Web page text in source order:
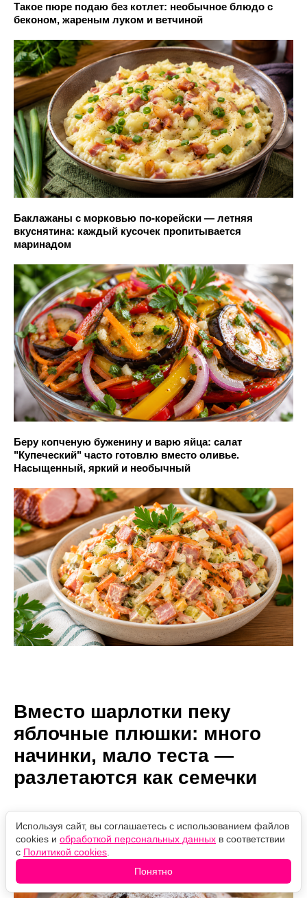
Такое пюре подаю без котлет: необычное блюдо с
беконом, жареным луком и ветчиной
Баклажаны с морковью по-корейски — летняя
вкуснятина: каждый кусочек пропитывается
маринадом
Беру копченую буженину и варю яйца: салат
"Купеческий" часто готовлю вместо оливье.
Насыщенный, яркий и необычный
Вместо шарлотки пеку
яблочные плюшки: много
начинки, мало теста —
разлетаются как семечки
07.08.2026
21:57
Проверено
редакцией
Екатерина Миловзорова
Тот же вкус, но подача интереснее
Используя сайт, вы соглашаетесь с использованием файлов
cookies и обработкой персональных данных в соответствии
с Политикой cookies
Понятно